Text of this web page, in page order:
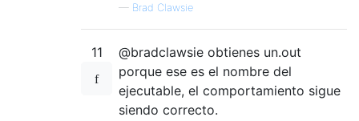
— Brad Clawsie
11
@bradclawsie obtienes un.out
porque ese es el nombre del
ejecutable, el comportamiento sigue
siendo correcto.